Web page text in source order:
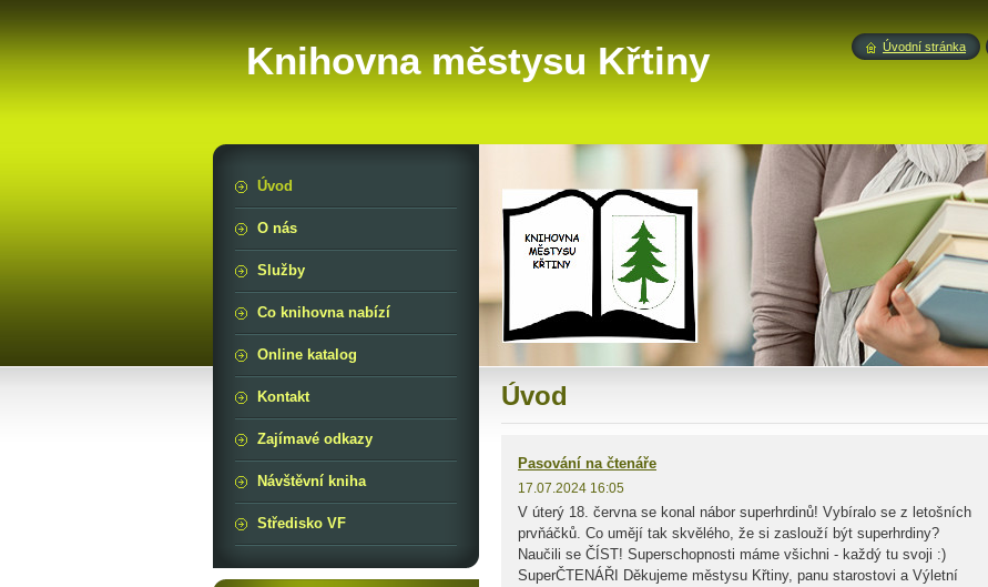
Knihovna městysu Křtiny
Úvod
Pasování na čtenáře
17.07.2024 16:05
V úterý 18. června se konal nábor superhrdinů! Vybíralo se z letošních
prvňáčků. Co umějí tak skvělého, že si zaslouží být superhrdiny?
Naučili se ČÍST! Superschopnosti máme všichni - každý tu svoji :)
SuperČTENÁŘI Děkujeme městysu Křtiny, panu starostovi a Výletní
Úvod
O nás
Služby
Co knihovna nabízí
Online katalog
Kontakt
Zajímavé odkazy
Návštěvní kniha
Středisko VF
Úvodní stránka